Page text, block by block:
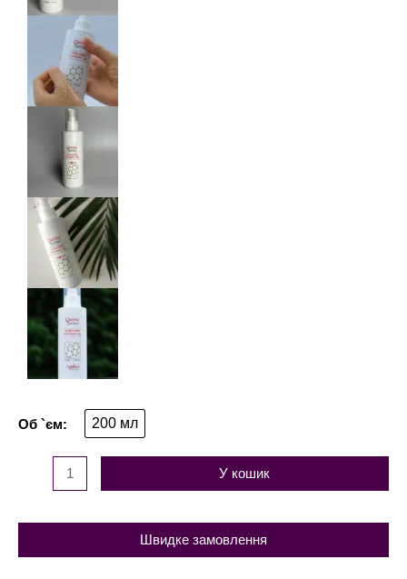
200 мл
У кошик
Швидке замовлення